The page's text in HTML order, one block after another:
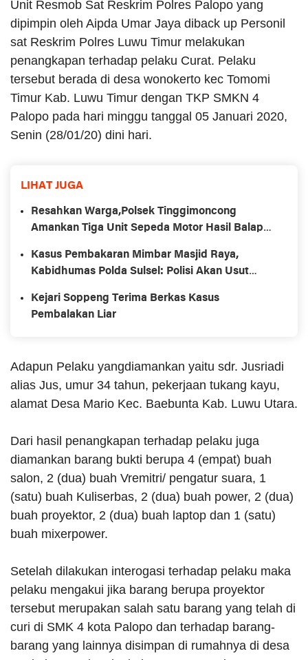
Unit Resmob Sat Reskrim Polres Palopo yang
dipimpin oleh Aipda Umar Jaya diback up Personil
sat Reskrim Polres Luwu Timur melakukan
penangkapan terhadap pelaku Curat. Pelaku
tersebut berada di desa wonokerto kec Tomomi
Timur Kab. Luwu Timur dengan TKP SMKN 4
Palopo pada hari minggu tanggal 05 Januari 2020,
Senin (28/01/20) dini hari.
LIHAT JUGA
Resahkan Warga,Polsek Tinggimoncong
Amankan Tiga Unit Sepeda Motor Hasil Balapan
Kasus Pembakaran Mimbar Masjid Raya,
Kabidhumas Polda Sulsel: Polisi Akan Usut
Kejari Soppeng Terima Berkas Kasus
Pembalakan Liar
Adapun Pelaku yangdiamankan yaitu sdr. Jusriadi
alias Jus, umur 34 tahun, pekerjaan tukang kayu,
alamat Desa Mario Kec. Baebunta Kab. Luwu Utara.
Dari hasil penangkapan terhadap pelaku juga
diamankan barang bukti berupa 4 (empat) buah
salon, 2 (dua) buah Vremitri/ pengatur suara, 1
(satu) buah Kuliserbas, 2 (dua) buah power, 2 (dua)
buah proyektor, 2 (dua) buah laptop dan 1 (satu)
buah mixerpower.
Setelah dilakukan interogasi terhadap pelaku maka
pelaku mengakui jika barang berupa proyektor
tersebut merupakan salah satu barang yang telah di
curi di SMK 4 kota Palopo dan terhadap barang-
barang yang lainnya disimpan di rumahnya di desa